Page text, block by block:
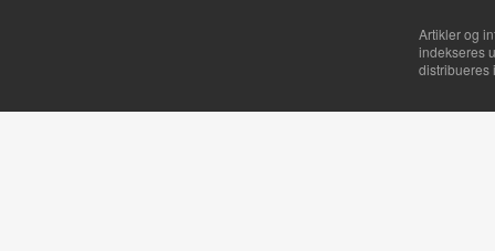
Artikler og
indekseres
distribueres